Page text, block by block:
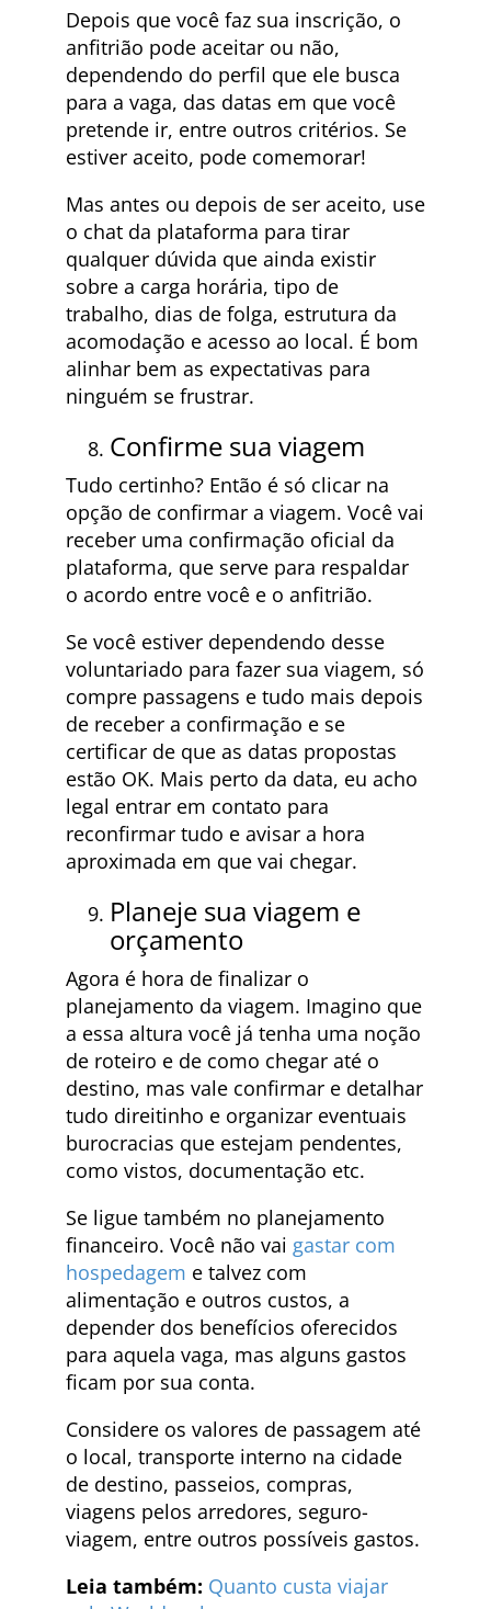
Depois que você faz sua inscrição, o
anfitrião pode aceitar ou não,
dependendo do perfil que ele busca
para a vaga, das datas em que você
pretende ir, entre outros critérios. Se
estiver aceito, pode comemorar!
Mas antes ou depois de ser aceito, use
o chat da plataforma para tirar
qualquer dúvida que ainda existir
sobre a carga horária, tipo de
trabalho, dias de folga, estrutura da
acomodação e acesso ao local. É bom
alinhar bem as expectativas para
ninguém se frustrar.
Confirme sua viagem
Tudo certinho? Então é só clicar na
opção de confirmar a viagem. Você vai
receber uma confirmação oficial da
plataforma, que serve para respaldar
o acordo entre você e o anfitrião.
Se você estiver dependendo desse
voluntariado para fazer sua viagem, só
compre passagens e tudo mais depois
de receber a confirmação e se
certificar de que as datas propostas
estão OK. Mais perto da data, eu acho
legal entrar em contato para
reconfirmar tudo e avisar a hora
aproximada em que vai chegar.
Planeje sua viagem e
orçamento
Agora é hora de finalizar o
planejamento da viagem. Imagino que
a essa altura você já tenha uma noção
de roteiro e de como chegar até o
destino, mas vale confirmar e detalhar
tudo direitinho e organizar eventuais
burocracias que estejam pendentes,
como vistos, documentação etc.
Se ligue também no planejamento
financeiro. Você não vai gastar com
hospedagem e talvez com
alimentação e outros custos, a
depender dos benefícios oferecidos
para aquela vaga, mas alguns gastos
ficam por sua conta.
Considere os valores de passagem até
o local, transporte interno na cidade
de destino, passeios, compras,
viagens pelos arredores, seguro-
viagem, entre outros possíveis gastos.
Leia também: Quanto custa viajar